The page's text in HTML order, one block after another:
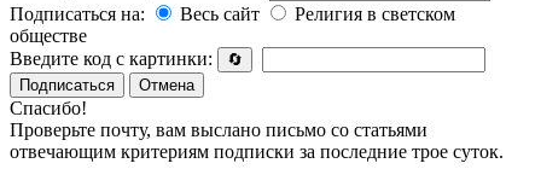
Подписаться на:
Весь сайт
Религия в светском
обществе
Введите код с картинки:
🔄
Подписаться
Отмена
Спасибо!
Проверьте почту, вам выслано письмо со статьями
отвечающим критериям подписки за последние трое суток.